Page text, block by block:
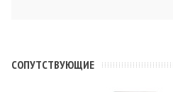
CОПУТСТВУЮЩИЕ